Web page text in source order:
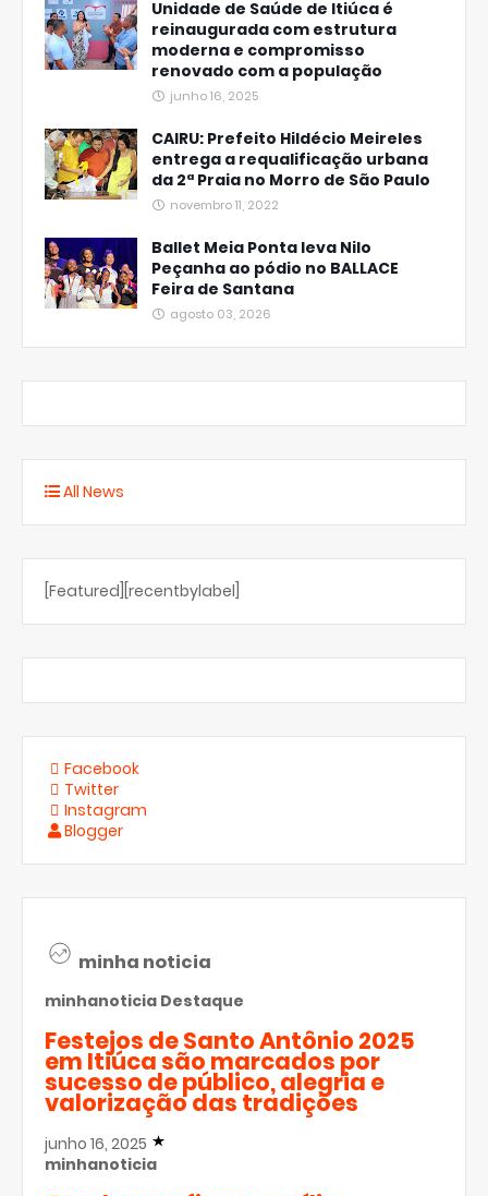
Unidade de Saúde de Itiúca é
reinaugurada com estrutura
moderna e compromisso
renovado com a população
junho 16, 2025
CAIRU: Prefeito Hildécio Meireles
entrega a requalificação urbana
da 2ª Praia no Morro de São Paulo
novembro 11, 2022
Ballet Meia Ponta leva Nilo
Peçanha ao pódio no BALLACE
Feira de Santana
agosto 03, 2026
All News
[Featured][recentbylabel]
Facebook
Twitter
Instagram
Blogger
minha noticia
minhanoticia Destaque
Festejos de Santo Antônio 2025
em Itiúca são marcados por
sucesso de público, alegria e
valorização das tradições
junho 16, 2025
minhanoticia